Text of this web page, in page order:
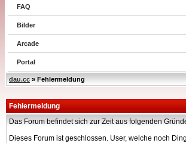
FAQ
Bilder
Arcade
Portal
dau.cc » Fehlermeldung
Fehlermeldung
Das Forum befindet sich zur Zeit aus folgenden
Dieses Forum ist geschlossen. User, welche noch